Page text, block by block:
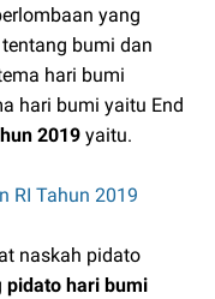
yang
bumi dan
hari bumi
hari bumi yaitu End
2019 yaitu.
RI Tahun 2019
naskah pidato
pidato hari bumi